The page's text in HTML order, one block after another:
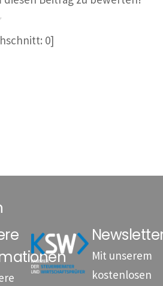
0]
Mit unserem
kostenlosen